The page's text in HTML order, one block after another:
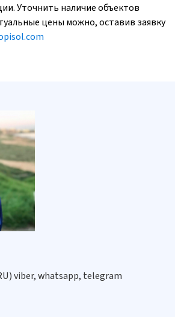
Уточнить наличие объектов
цены можно, оставив заявку
viber, whatsapp, telegram